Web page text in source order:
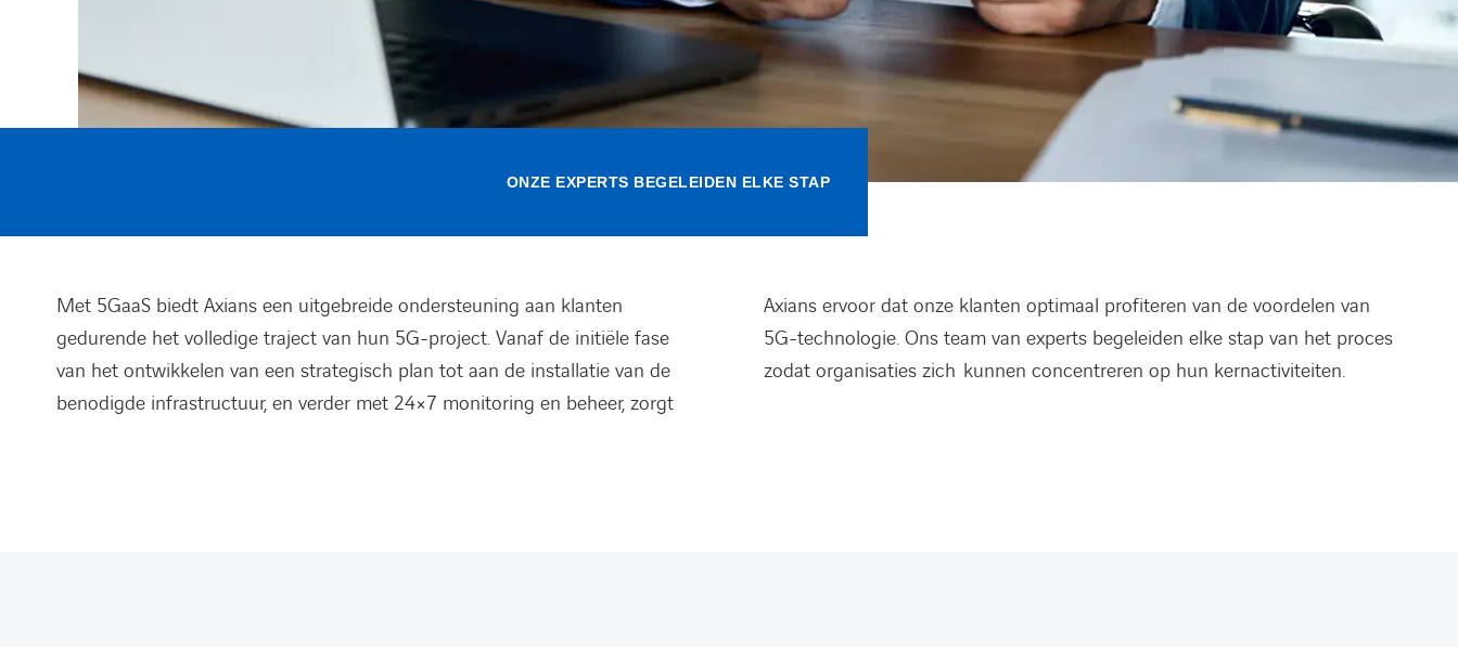
ONZE EXPERTS BEGELEIDEN ELKE STAP
Met 5GaaS biedt Axians een uitgebreide ondersteuning aan klanten
gedurende het volledige traject van hun 5G-project. Vanaf de initiële fase
van het ontwikkelen van een strategisch plan tot aan de installatie van de
benodigde infrastructuur, en verder met 24×7 monitoring en beheer, zorgt
Axians ervoor dat onze klanten optimaal profiteren van de voordelen van
5G-technologie. Ons team van experts begeleiden elke stap van het proces
zodat organisaties zich kunnen concentreren op hun kernactiviteiten.